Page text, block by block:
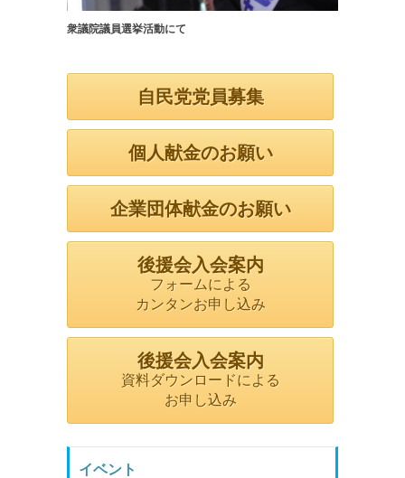
衆議院議員選挙活動にて
自民党党員募集
個人献金のお願い
企業団体献金のお願い
後援会入会案内
フォームによる
カンタンお申し込み
後援会入会案内
資料ダウンロードによる
お申し込み
イベント